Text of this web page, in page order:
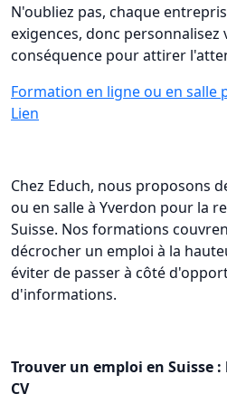
N'oubliez pas, chaque
exigences, donc
conséquence pour attirer
Formation en ligne ou en salle
Lien
Chez Educh, nous proposons
ou en salle à Yverdon pour la
Suisse. Nos formations
décrocher un emploi à la
éviter de passer à côté
d'informations.
Trouver un emploi en Suisse
CV